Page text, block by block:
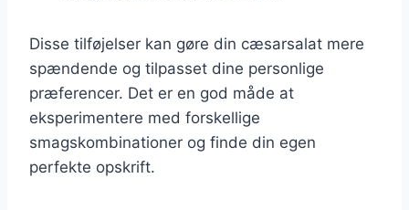
Disse tilføjelser kan gøre din cæsarsalat mere
spændende og tilpasset dine personlige
præferencer. Det er en god måde at
eksperimentere med forskellige
smagskombinationer og finde din egen
perfekte opskrift.